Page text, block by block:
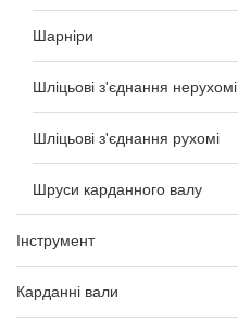
Шарніри
Шліцьові з'єднання нерухомі
Шліцьові з'єднання рухомі
Шруси карданного валу
Інструмент
Карданні вали